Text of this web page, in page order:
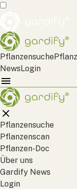
Pflanzensuche
NewsLogin
Pflanzensuche
Pflanzenscan
Pflanzen-Doc
Über uns
Gardify News
Login